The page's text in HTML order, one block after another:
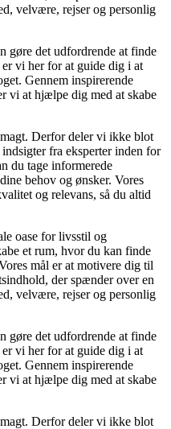
velvære, rejser og personlig
gøre det udfordrende at finde
vi her for at guide dig i at
Gennem inspirerende
vi at hjælpe dig med at skabe
Derfor deler vi ikke blot
fra eksperter inden for
du tage informerede
behov og ønsker. Vores
og relevans, så du altid
oase for livsstil og
et rum, hvor du kan finde
mål er at motivere dig til
der spænder over en
velvære, rejser og personlig
gøre det udfordrende at finde
vi her for at guide dig i at
Gennem inspirerende
vi at hjælpe dig med at skabe
Derfor deler vi ikke blot